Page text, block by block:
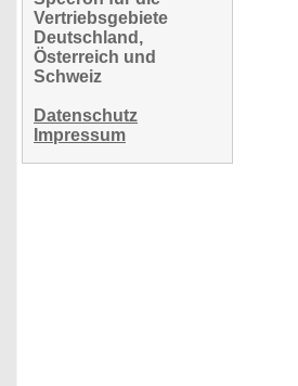
Vertriebsgebiete
Deutschland,
Österreich und
Schweiz
Datenschutz
Impressum